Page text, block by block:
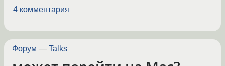
4 комментария
Форум — Talks